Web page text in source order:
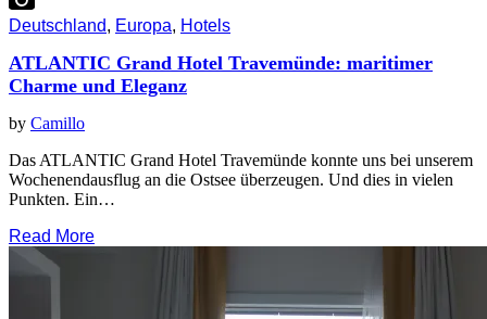
Deutschland, Europa, Hotels
ATLANTIC Grand Hotel Travemünde: maritimer
Charme und Eleganz
by Camillo
Das ATLANTIC Grand Hotel Travemünde konnte uns bei unserem
Wochenendausflug an die Ostsee überzeugen. Und dies in vielen
Punkten. Ein…
Read More